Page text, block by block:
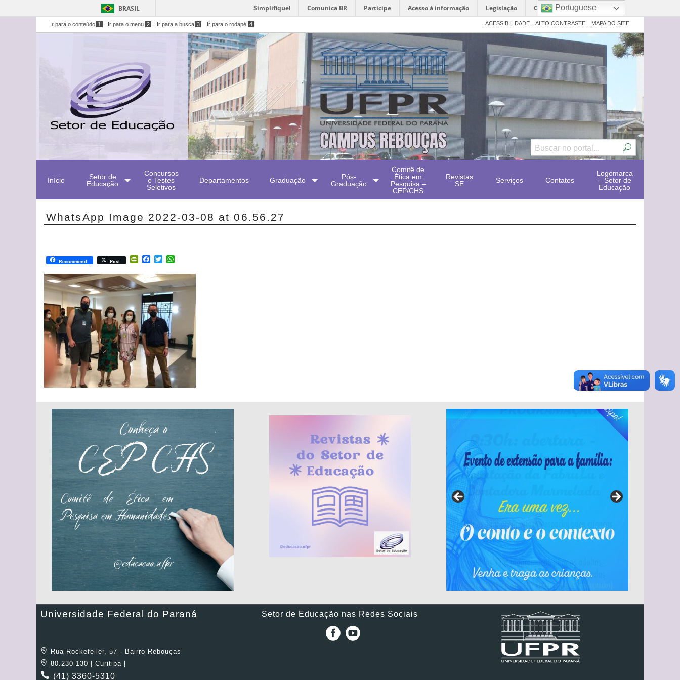
BRASIL Simplifique! Comunica BR Participe Acesso à informação Legislação Canais
Ir para o conteúdo 1 Ir para o menu 2 Ir para a busca 3 Ir para o rodapé 4 ACESSIBILIDADE ALTO CONTRASTE MAPA DO SITE
Início
Setor de
Educação
Concursos
e Testes
Seletivos
Departamentos Graduação
Pós-
Graduação
Comitê de
Ética em
Pesquisa –
CEP/CHS
Revistas
SE
Serviços Contatos
Logomarca
– Setor de
Educação
WhatsApp Image 2022-03-08 at 06.56.27
Recommend Post PrintFriendly
Facebook
Twitter
Universidade Federal do Paraná
Rua Rockefeller, 57 - Bairro Rebouças
80.230-130 | Curitiba |
(41) 3360-5310
Setor de Educação nas Redes Sociais
Portuguese